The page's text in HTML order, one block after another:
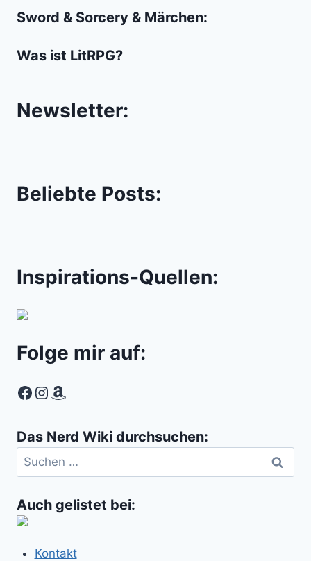
Sword & Sorcery & Märchen:
Was ist LitRPG?
Newsletter:
Beliebte Posts:
Inspirations-Quellen:
Folge mir auf:
Facebook
Instagram
Amazon
Das Nerd Wiki durchsuchen:
Suchen
nach:
Auch gelistet bei:
Kontakt